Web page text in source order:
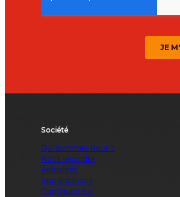
Société
Qui sommes-nous ?
Nous rejoindre
Actualités
Implantations
Configurateur